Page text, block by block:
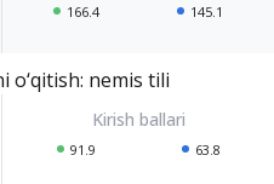
166.4 145.1
o‘qitish: nemis tili
91.9 63.8